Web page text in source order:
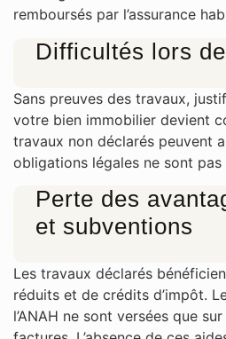
remboursés par l’assurance
Difficultés lors
Sans preuves des travaux,
votre bien immobilier devient
travaux non déclarés peuvent
obligations légales ne sont pas
Perte des
et subventions
Les travaux déclarés
réduits et de crédits d’impôt.
l’ANAH ne sont versées que